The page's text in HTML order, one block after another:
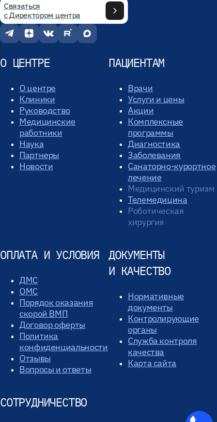
Связаться
с Директором центра
О ЦЕНТРЕ
О центре
Клиники
Руководство
Медицинские
работники
Наука
Партнеры
Новости
ПАЦИЕНТАМ
Врачи
Услуги и цены
Акции
Комплексные
программы
Диагностика
Заболевания
Санаторно-курортное
лечение
Медицинский туризм
Телемедицина
Роботическая
хирургия
ОПЛАТА И УСЛОВИЯ
ДМС
ОМС
Порядок оказания
скорой ВМП
Договор оферты
Политика
конфиденциальности
Отзывы
Вопросы и ответы
ДОКУМЕНТЫ
И КАЧЕСТВО
Нормативные
документы
Контролирующие
органы
Служба контроля
качества
Карта сайта
СОТРУДНИЧЕСТВО